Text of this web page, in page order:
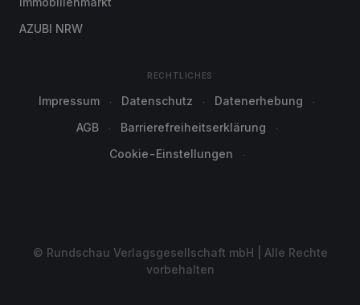
AZUBI NRW
RECHTLICHES
Impressum Datenschutz
Datenerhebung
AGB
Barrierefreiheitserklärung
Cookie-Einstellungen
© Rundschau Verlagsgesellschaft mbH | Alle Rechte
vorbehalten